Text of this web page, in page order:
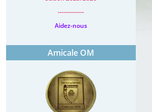
-------------
Aidez-nous
Amicale OM